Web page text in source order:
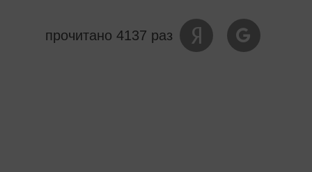
прочитано 4137 раз